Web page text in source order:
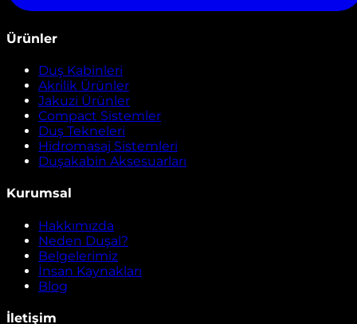
Ürünler
Duş Kabinleri
Akrilik Ürünler
Jakuzi Ürünler
Compact Sistemler
Duş Tekneleri
Hidromasaj Sistemleri
Duşakabin Aksesuarları
Kurumsal
Hakkımızda
Neden Duşal?
Belgelerimiz
İnsan Kaynakları
Blog
İletişim